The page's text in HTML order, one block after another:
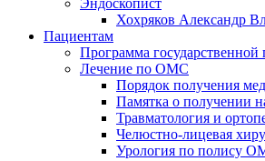
Эндоскопист
Хохряков Александр
Пациентам
Программа государственной
Лечение по ОМС
Порядок получения
Памятка о получении
Травматология и
Челюстно-лицевая
Урология по полису